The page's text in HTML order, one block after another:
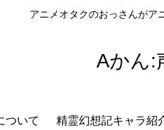
アニメオタクのおっさんがア
Aかん:
ついて 精霊幻想記キャラ紹